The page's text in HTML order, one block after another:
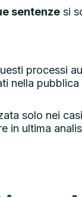
sentenze si
processi
nella pubblica
solo nei
in ultima